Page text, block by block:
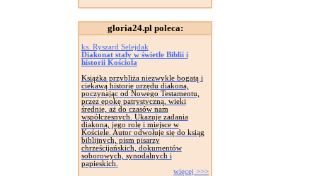
gloria24.pl poleca:
ks. Ryszard Selejdak
Diakonat stały w świetle Biblii i
historii Kościoła
Książka przybliża niezwykle bogatą i
ciekawą historię urzędu diakona,
poczynając od Nowego Testamentu,
przez epokę patrystyczną, wieki
średnie, aż do czasów nam
współczesnych. Ukazuje zadania
diakona, jego rolę i miejsce w
Kościele. Autor odwołuje się do ksiąg
biblijnych, pism pisarzy
chrześcijańskich, dokumentów
soborowych, synodalnych i
papieskich.
więcej >>>